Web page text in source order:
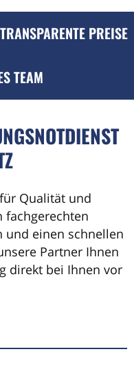
PREISE
TEAM
Qualität und
fachgerechten
und einen schnellen
Partner Ihnen
direkt bei Ihnen vor